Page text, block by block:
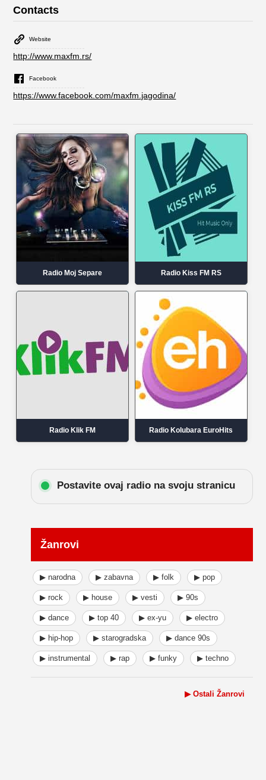
Contacts
Website
http://www.maxfm.rs/
Facebook
https://www.facebook.com/maxfm.jagodina/
Radio Moj Separe Radio Kiss FM RS
Radio Klik FM Radio Kolubara EuroHits
Postavite ovaj radio na svoju stranicu
Žanrovi
▶ narodna ▶ zabavna ▶ folk ▶ pop
▶ rock ▶ house ▶ vesti ▶ 90s
▶ dance ▶ top 40 ▶ ex-yu ▶ electro
▶ hip-hop ▶ starogradska ▶ dance 90s
▶ instrumental ▶ rap ▶ funky ▶ techno
▶ Ostali Žanrovi